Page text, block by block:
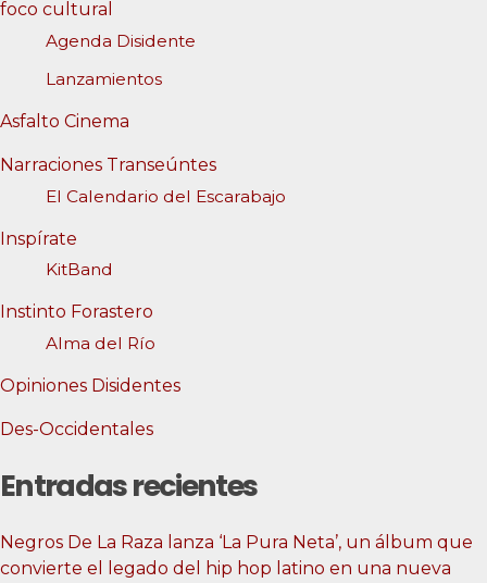
foco cultural
Agenda Disidente
Lanzamientos
Asfalto Cinema
Narraciones Transeúntes
El Calendario del Escarabajo
Inspírate
KitBand
Instinto Forastero
Alma del Río
Opiniones Disidentes
Des-Occidentales
Entradas recientes
Negros De La Raza lanza ‘La Pura Neta’, un álbum que
convierte el legado del hip hop latino en una nueva